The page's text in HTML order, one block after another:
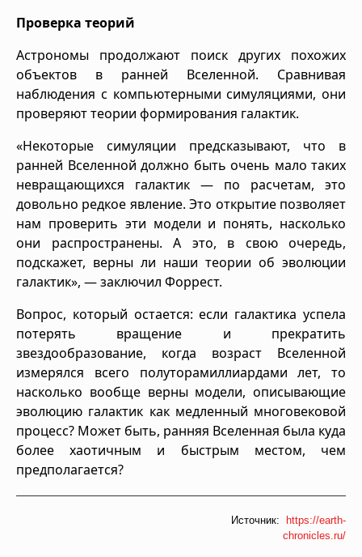
Проверка теорий
Астрономы продолжают поиск других похожих
объектов в ранней Вселенной. Сравнивая
наблюдения с компьютерными симуляциями, они
проверяют теории формирования галактик.
«Некоторые симуляции предсказывают, что в
ранней Вселенной должно быть очень мало таких
невращающихся галактик — по расчетам, это
довольно редкое явление. Это открытие позволяет
нам проверить эти модели и понять, насколько
они распространены. А это, в свою очередь,
подскажет, верны ли наши теории об эволюции
галактик», — заключил Форрест.
Вопрос, который остается: если галактика успела
потерять вращение и прекратить
звездообразование, когда возраст Вселенной
измерялся всего полуторамиллиардами лет, то
насколько вообще верны модели, описывающие
эволюцию галактик как медленный многовековой
процесс? Может быть, ранняя Вселенная была куда
более хаотичным и быстрым местом, чем
предполагается?
Источник: https://earth-
chronicles.ru/